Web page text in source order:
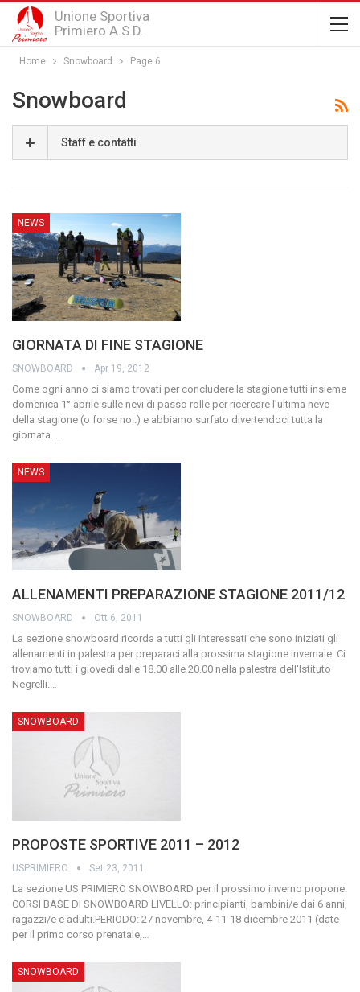
Unione Sportiva
Primiero A.S.D.
Home Snowboard Page 6
Snowboard
Staff e contatti
NEWS
GIORNATA DI FINE STAGIONE
SNOWBOARD Apr 19, 2012
Come ogni anno ci siamo trovati per concludere la stagione tutti insieme
domenica 1° aprile sulle nevi di passo rolle per ricercare l'ultima neve
della stagione (o forse no..) e abbiamo surfato divertendoci tutta la
giornata. …
NEWS
ALLENAMENTI PREPARAZIONE STAGIONE 2011/12
SNOWBOARD Ott 6, 2011
La sezione snowboard ricorda a tutti gli interessati che sono iniziati gli
allenamenti in palestra per preparaci alla prossima stagione invernale. Ci
troviamo tutti i giovedì dalle 18.00 alle 20.00 nella palestra dell'Istituto
Negrelli.…
SNOWBOARD
PROPOSTE SPORTIVE 2011 – 2012
USPRIMIERO Set 23, 2011
La sezione US PRIMIERO SNOWBOARD per il prossimo inverno propone:
CORSI BASE DI SNOWBOARD LIVELLO: principianti, bambini/e dai 6 anni,
ragazzi/e e adulti.PERIODO: 27 novembre, 4-11-18 dicembre 2011 (date
per il primo corso prenatale,
SNOWBOARD